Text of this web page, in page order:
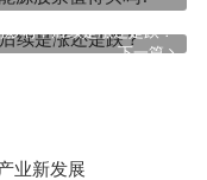
下一篇
响，后续是涨还是跌？
业新发展